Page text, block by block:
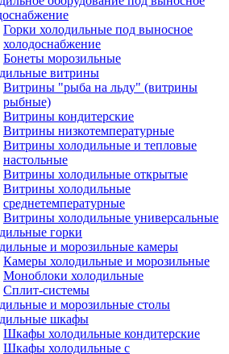
Горки холодильные под выносное
холодоснабжение
Бонеты морозильные
витрины
Витрины "рыба на льду" (витрины
рыбные)
Витрины кондитерские
Витрины низкотемпературные
Витрины холодильные и тепловые
настольные
Витрины холодильные открытые
Витрины холодильные
среднетемпературные
Витрины холодильные универсальные
горки
и морозильные камеры
Камеры холодильные и морозильные
Моноблоки холодильные
Сплит-системы
и морозильные столы
шкафы
Шкафы холодильные кондитерские
Шкафы холодильные с